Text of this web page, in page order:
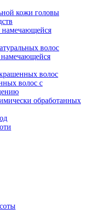
кожи головы
намечающейся
волос
намечающейся
волос
волос с
обработанных